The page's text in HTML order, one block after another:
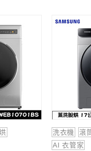
洗衣機 滾
AI 衣管家